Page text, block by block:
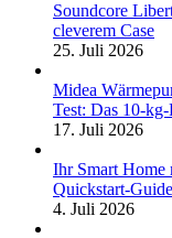
Soundcore
cleverem Case
25. Juli 2026
Midea
Test: Das 10-
17. Juli 2026
Ihr Smart Home
Quickstart-Guide
4. Juli 2026